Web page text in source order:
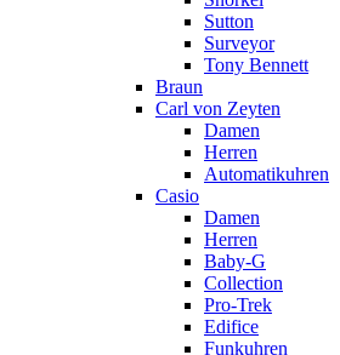
Sutton
Surveyor
Tony Bennett
Braun
Carl von Zeyten
Damen
Herren
Automatikuhren
Casio
Damen
Herren
Baby-G
Collection
Pro-Trek
Edifice
Funkuhren